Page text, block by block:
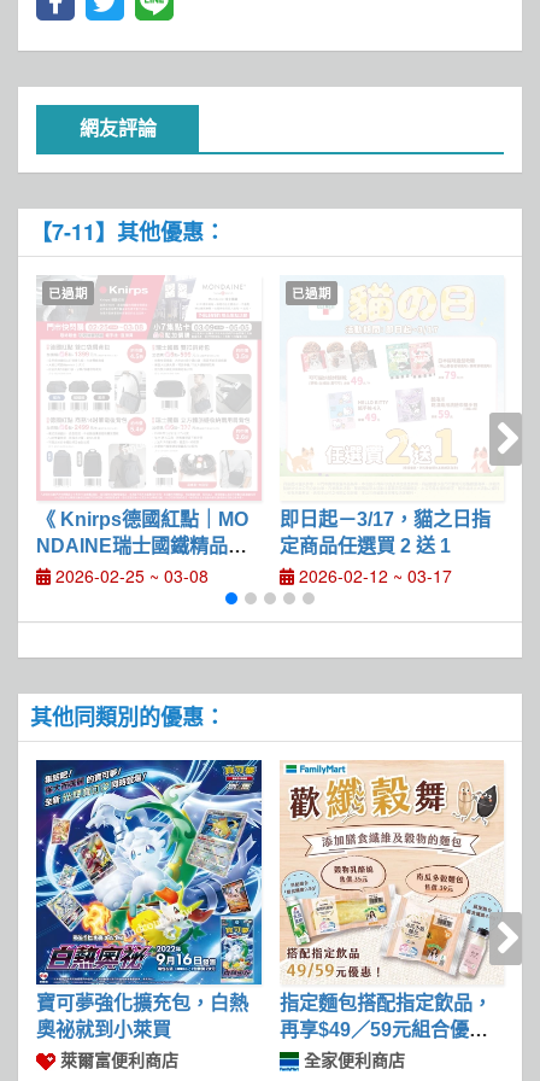
網友評論
【7-11】其他優惠：
已過期
《 Knirps德國紅點｜MO
NDAINE瑞士國鐵精品集
點活動》
2026-02-25 ~ 03-08
已過期
即日起－3/17，貓之日指
定商品任選買 2 送 1
2026-02-12 ~ 03-17
其他同類別的優惠：
寶可夢強化擴充包，白熱
奧祕就到小萊買
萊爾富便利商店
指定麵包搭配指定飲品，
再享$49／59元組合優惠
價全家便利商店